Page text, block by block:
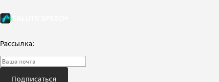
Рассылка:
Подписаться